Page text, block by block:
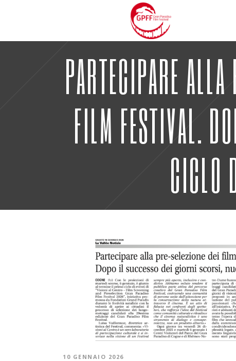
PARTECIPARE
FILM FESTIVAL.
CICLO
10 GENNAIO 2026